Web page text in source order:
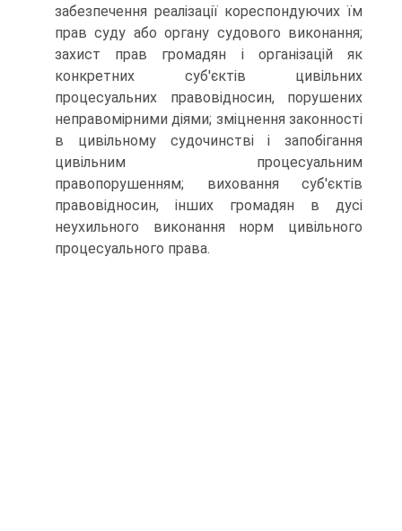
забезпечення реалізації кореспондуючих їм
прав суду або органу судового виконання;
захист прав громадян і організацій як
конкретних суб'єктів цивільних
процесуальних правовідносин, порушених
неправомірними діями; зміцнення законності
в цивільному судочинстві і запобігання
цивільним процесуальним
правопорушенням; виховання суб'єктів
правовідносин, інших громадян в дусі
неухильного виконання норм цивільного
процесуального права.